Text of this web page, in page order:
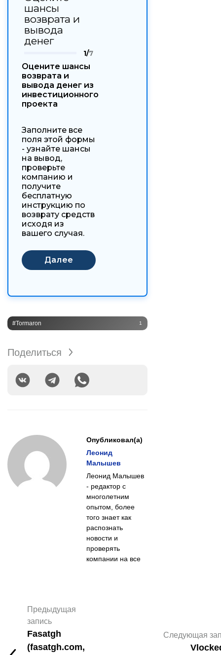
шансы
возврата и
вывода
денег
1/7
Оцените шансы
возврата и
вывода денег из
инвестиционного
проекта
Заполните все
поля этой формы
- узнайте шансы
на вывод,
проверьте
компанию и
получите
бесплатную
инструкцию по
возврату средств
исходя из
вашего случая.
#Tormaron 1
Поделиться
Опубликовал(а)
Леонид
Малышев
Леонид Малышев
- редактор с
многолетним
опытом, более
того знает как
распознать
новости и
проверять
компании на все
Предыдущая
запись
Fasatgh
(fasatgh.com,
Следующая